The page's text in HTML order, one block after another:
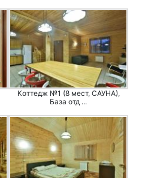
Коттедж №1 (8 мест, САУНА),
База отд ...